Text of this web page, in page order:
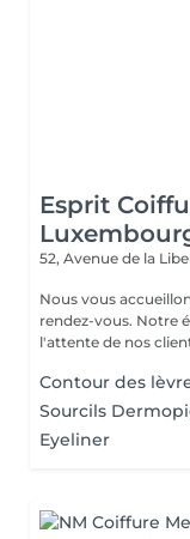
Esprit
52, Avenue de la
Nous vous
rendez-vous. Notre
l'attente de nos
Contour des
Sourcils
Eyeliner